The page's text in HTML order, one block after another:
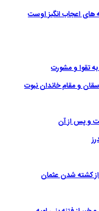
از كشته شدن عثمان